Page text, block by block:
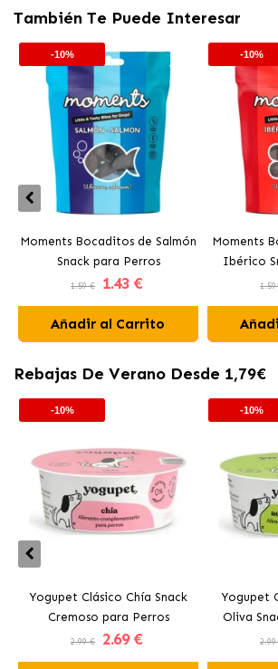
También Te Puede Interesar
-10%
Moments Bocaditos de Salmón
Snack para Perros
1.59 € 1.43 €
Añadir al Carrito
-10%
Moments
Ibérico
Rebajas De Verano Desde 1,79€
-10%
Yogupet Clásico Chía Snack
Cremoso para Perros
2.99 € 2.69 €
-10%
Yogupet
Oliva